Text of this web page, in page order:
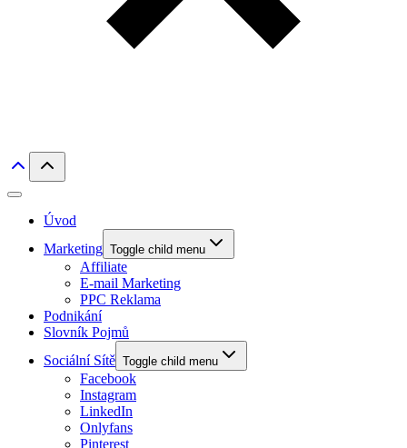
Úvod
Marketing Toggle child menu
Affiliate
E-mail Marketing
PPC Reklama
Podnikání
Slovník Pojmů
Sociální Sítě Toggle child menu
Facebook
Instagram
LinkedIn
Onlyfans
Pinterest